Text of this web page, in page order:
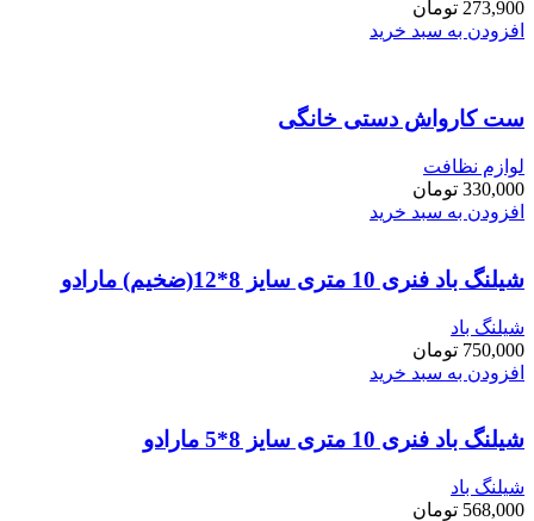
273,900 تومان
افزودن به سبد خرید
ست کارواش دستی خانگی
لوازم نظافت
330,000 تومان
افزودن به سبد خرید
شیلنگ باد فنری 10 متری سایز 8*12(ضخیم) مارادو
شیلنگ باد
750,000 تومان
افزودن به سبد خرید
شیلنگ باد فنری 10 متری سایز 8*5 مارادو
شیلنگ باد
568,000 تومان